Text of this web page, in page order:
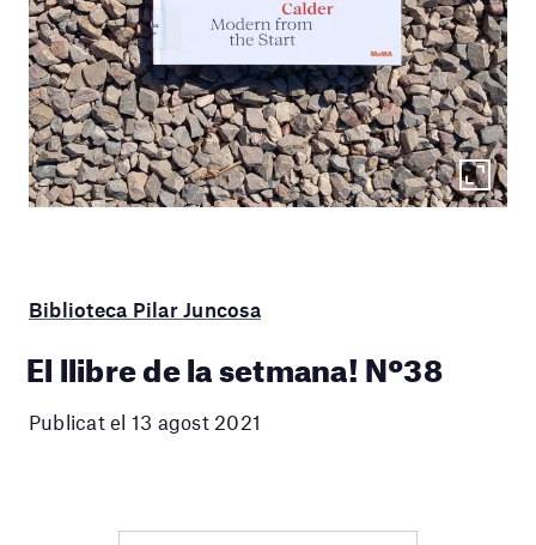
Biblioteca Pilar Juncosa
El llibre de la setmana! Nº38
Publicat el 13 agost 2021